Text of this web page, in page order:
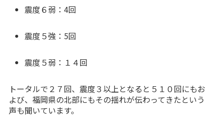
震度６弱：4回
震度５強：5回
震度５弱：１４回
トータルで２７回、震度３以上となると５１０回にもお
よび、福岡県の北部にもその揺れが伝わってきたという
声も聞いています。